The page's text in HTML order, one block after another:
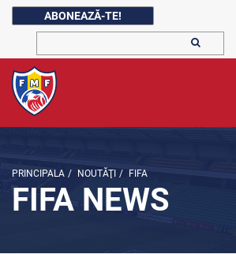
ABONEAZĂ-TE!
PRINCIPALA / NOUTĂŢI / FIFA
FIFA NEWS